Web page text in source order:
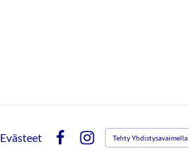
Evästeet
Instagram
Tehty Yhdistysavaimella